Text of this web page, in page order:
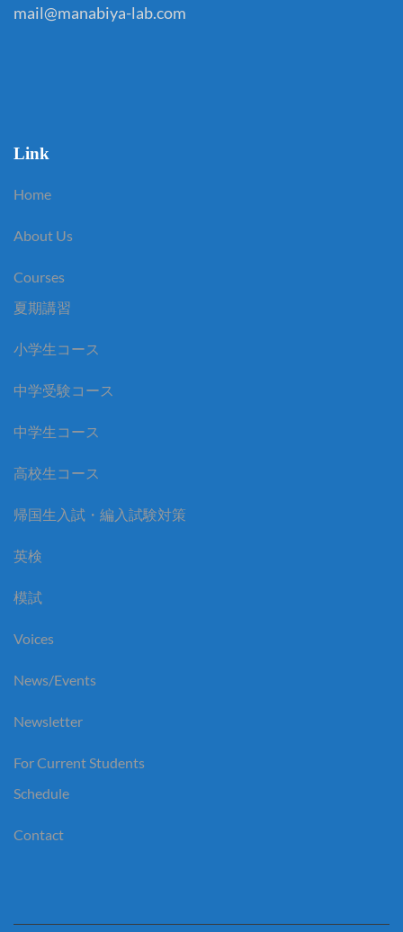
mail@manabiya-lab.com
Link
Home
About Us
Courses
夏期講習
小学生コース
中学受験コース
中学生コース
高校生コース
帰国生入試・編入試験対策
英検
模試
Voices
News/Events
Newsletter
For Current Students
Schedule
Contact